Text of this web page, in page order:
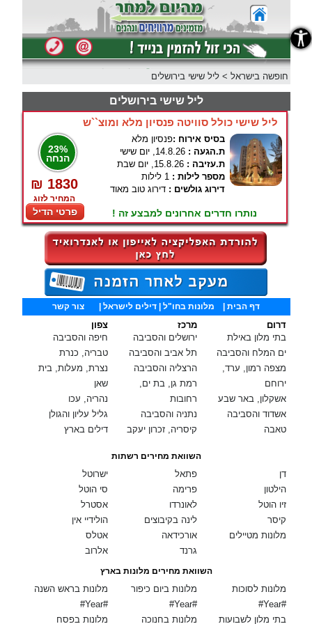
חופשה בישראל > ליל שישי בירושלים
ליל שישי בירושלים
ליל שישי כולל סוויטה פנסיון מלא ומוצ``ש
23%
הנחה
₪ 1830
המחיר לזוג
פרטי הדיל
בסיס אירוח :פנסיון מלא
ת.הגעה : 14.8.26, יום שישי
ת.עזיבה : 15.8.26, יום שבת
מספר לילות : 1 לילות
דירוג גולשים : דירוג טוב מאוד
נותרו חדרים אחרונים למבצע זה !
דף הבית מלונות בחו"ל | דילים לישראל | צור קשר
צפון
חיפה והסביבה
טבריה, כנרת
נצרת, מעלות, בית
שאן
נהריה, עכו
גליל עליון והגולן
דילים בארץ
מרכז
ירושלים והסביבה
תל אביב והסביבה
הרצליה והסביבה
רמת גן, בת ים,
רחובות
נתניה והסביבה
קיסריה, זכרון יעקב
דרום
בתי מלון באילת
ים המלח והסביבה
מצפה רמון, ערד,
ירוחם
אשקלון, באר שבע
אשדוד והסביבה
טאבה
השוואת מחירים רשתות
ישרוטל
סי הוטל
אסטרל
הולידיי אין
אטלס
אלרוב
פתאל
פרימה
לאונרדו
לינה בקיבוצים
אורכידאה
גרנד
דן
הילטון
זיו הוטל
קיסר
מלונות מטיילים
השוואת מחירים מלונות בארץ
מלונות בראש השנה
#Year#
מלונות בפסח
מלונות ביום כיפור
#Year#
מלונות בחנוכה
מלונות לסוכות
#Year#
בתי מלון לשבועות
נגישות